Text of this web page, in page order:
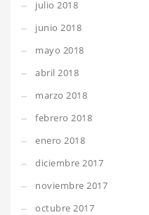
julio 2018
junio 2018
mayo 2018
abril 2018
marzo 2018
febrero 2018
enero 2018
diciembre 2017
noviembre 2017
octubre 2017